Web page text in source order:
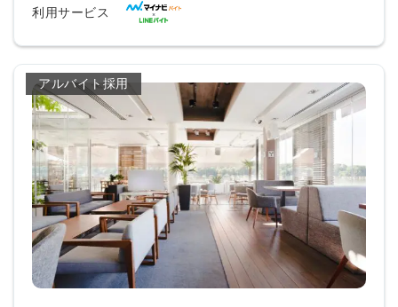
利用サービス
アルバイト採用